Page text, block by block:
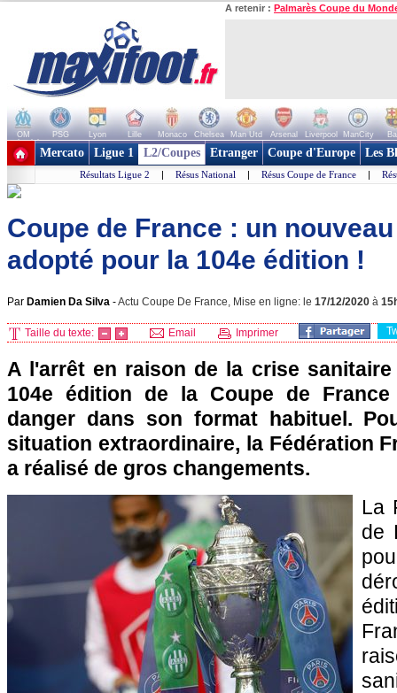
A retenir : Palmarès Coupe du
OM PSG Lyon Lille Monaco Chelsea Man Utd Arsenal Liverpool ManCity
+ de clubs
Mercato Ligue 1 L2/Coupes Etranger Coupe d'Europe Les
Résultats Ligue 2 | Résus National | Résus Coupe de France |
Coupe de France : un
adopté pour la 104e édition !
Par Damien Da Silva -Actu Coupe De France, Mise en ligne: le 17/12/2020 à
Taille du texte: Email Imprimer
A l'arrêt en raison de la crise
104e édition de la Coupe de
danger dans son format habituel.
situation extraordinaire, la Fédération
a réalisé de gros changements.
La
de